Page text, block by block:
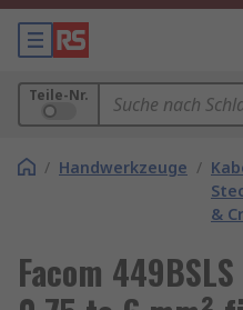
Teile-Nr.
/ Handwerkzeuge /
&
Facom